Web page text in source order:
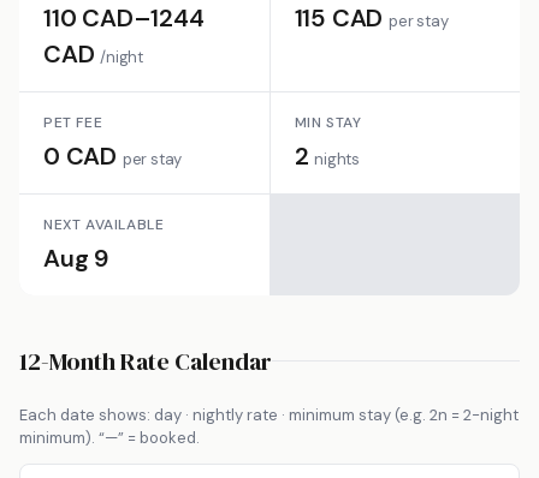
110 CAD–1244
CAD/night
115 CAD per stay
PET FEE
0 CAD per stay
MIN STAY
2 nights
NEXT AVAILABLE
Aug 9
12-Month Rate Calendar
Each date shows: day · nightly rate · minimum stay (e.g. 2n = 2-night
minimum). “—” = booked.